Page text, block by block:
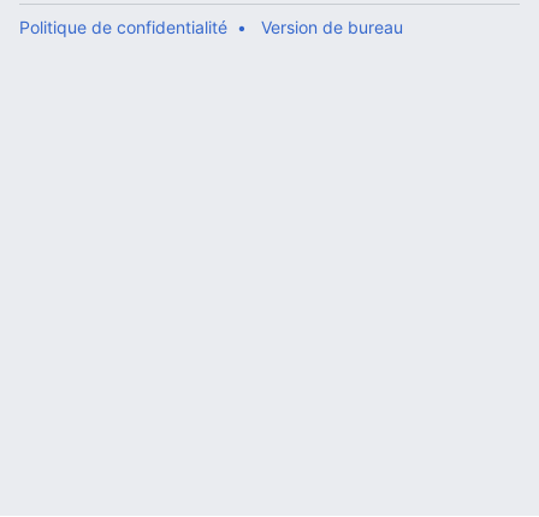
Politique de confidentialité Version de bureau